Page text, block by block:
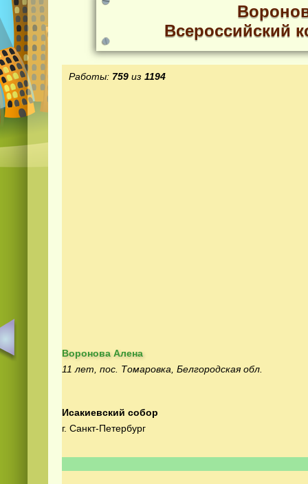
Всероссийский
Работы: 759 из 1194
Воронова Алена
11 лет, пос. Томаровка, Белгородская обл.
Исакиевский собор
г. Санкт-Петербург